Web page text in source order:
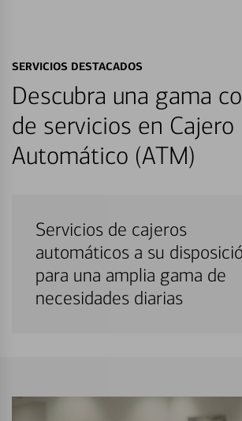
SERVICIOS DESTACADOS
Descubra una gama
de servicios en Cajero
Automático (ATM)
Servicios de cajeros
automáticos a su
para una amplia gama de
necesidades diarias